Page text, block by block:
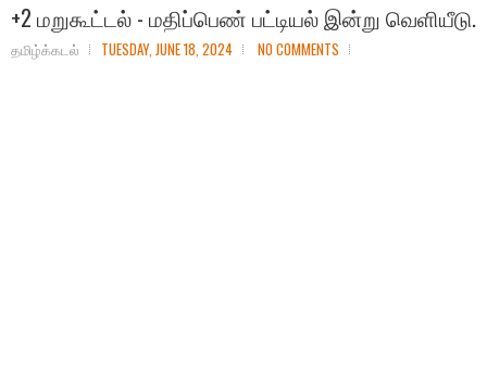
+2 மறுகூட்டல் - மதிப்பெண் பட்டியல் இன்று வெளியீடு.
தமிழ்க்கடல் TUESDAY, JUNE 18, 2024 NO COMMENTS